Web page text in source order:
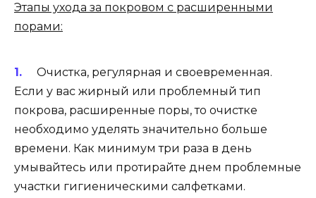
Этапы ухода за покровом с расширенными
порами:
Очистка, регулярная и своевременная.
Если у вас жирный или проблемный тип
покрова, расширенные поры, то очистке
необходимо уделять значительно больше
времени. Как минимум три раза в день
умывайтесь или протирайте днем проблемные
участки гигиеническими салфетками.